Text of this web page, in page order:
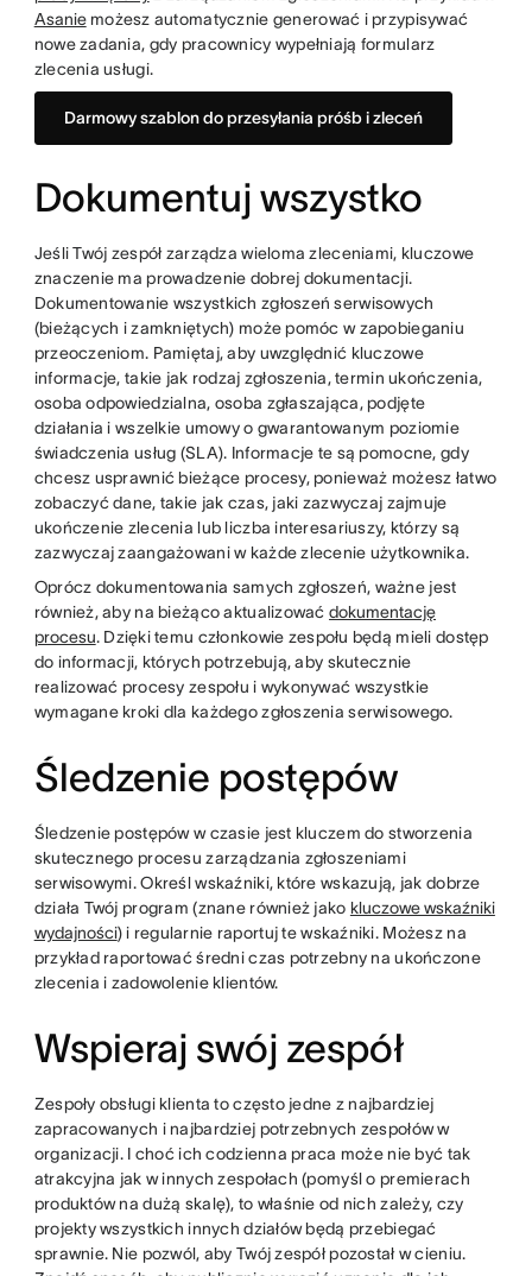
Asaniemożesz automatycznie generować i przypisywać
nowe zadania, gdy pracownicy wypełniają formularz
zlecenia usługi.
Darmowy szablon do przesyłania próśb i zleceń
Dokumentuj wszystko
Jeśli Twój zespół zarządza wieloma zleceniami, kluczowe
znaczenie ma prowadzenie dobrej dokumentacji.
Dokumentowanie wszystkich zgłoszeń serwisowych
(bieżących i zamkniętych) może pomóc w zapobieganiu
przeoczeniom. Pamiętaj, aby uwzględnić kluczowe
informacje, takie jak rodzaj zgłoszenia, termin ukończenia,
osoba odpowiedzialna, osoba zgłaszająca, podjęte
działania i wszelkie umowy o gwarantowanym poziomie
świadczenia usług (SLA). Informacje te są pomocne, gdy
chcesz usprawnić bieżące procesy, ponieważ możesz łatwo
zobaczyć dane, takie jak czas, jaki zazwyczaj zajmuje
ukończenie zlecenia lub liczba interesariuszy, którzy są
zazwyczaj zaangażowani w każde zlecenie użytkownika.
Oprócz dokumentowania samych zgłoszeń, ważne jest
również, aby na bieżąco aktualizowaćdokumentację
procesu. Dzięki temu członkowie zespołu będą mieli dostęp
do informacji, których potrzebują, aby skutecznie
realizować procesy zespołu i wykonywać wszystkie
wymagane kroki dla każdego zgłoszenia serwisowego.
Śledzenie postępów
Śledzenie postępów w czasie jest kluczem do stworzenia
skutecznego procesu zarządzania zgłoszeniami
serwisowymi. Określ wskaźniki, które wskazują, jak dobrze
działa Twój program (znane również jako kluczowe wskaźniki
wydajności) i regularnie raportuj te wskaźniki. Możesz na
przykład raportować średni czas potrzebny na ukończone
zlecenia i zadowolenie klientów.
Wspieraj swój zespół
Zespoły obsługi klienta to często jedne z najbardziej
zapracowanych i najbardziej potrzebnych zespołów w
organizacji. I choć ich codzienna praca może nie być tak
atrakcyjna jak w innych zespołach (pomyśl o premierach
produktów na dużą skalę), to właśnie od nich zależy, czy
projekty wszystkich innych działów będą przebiegać
sprawnie. Nie pozwól, aby Twój zespół pozostał w cieniu.